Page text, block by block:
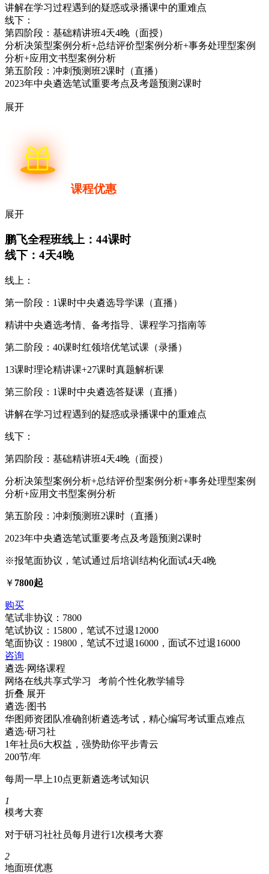
讲解在学习过程遇到的疑惑或录播课中的重难点
线下：
第四阶段：基础精讲班4天4晚（面授）
分析决策型案例分析+总结评价型案例分析+事务处理型案例
分析+应用文书型案例分析
第五阶段：冲刺预测班2课时（直播）
2023年中央遴选笔试重要考点及考题预测2课时
展开
课程优惠
展开
鹏飞全程班线上：44课时
线下：4天4晚
线上：
第一阶段：1课时中央遴选导学课（直播）
精讲中央遴选考情、备考指导、课程学习指南等
第二阶段：40课时红领培优笔试课（录播）
13课时理论精讲课+27课时真题解析课
第三阶段：1课时中央遴选答疑课（直播）
讲解在学习过程遇到的疑惑或录播课中的重难点
线下：
第四阶段：基础精讲班4天4晚（面授）
分析决策型案例分析+总结评价型案例分析+事务处理型案例
分析+应用文书型案例分析
第五阶段：冲刺预测班2课时（直播）
2023年中央遴选笔试重要考点及考题预测2课时
※报笔面协议，笔试通过后培训结构化面试4天4晚
￥ 7800起
购买
笔试非协议：7800
笔试协议：15800，笔试不过退12000
笔面协议：19800，笔试不过退16000，面试不过退16000
咨询
遴选·网络课程
网络在线共享式学习 考前个性化教学辅导
折叠 展开
遴选·图书
华图师资团队准确剖析遴选考试，精心编写考试重点难点
遴选·研习社
1年社员6大权益，强势助你平步青云
200节/年
每周一早上10点更新遴选考试知识
1
模考大赛
对于研习社社员每月进行1次模考大赛
2
地面班优惠